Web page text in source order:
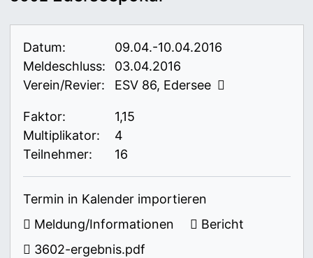
Datum:
09.04.-10.04.2016
Meldeschluss:
03.04.2016
Verein/Revier:
ESV 86, Edersee
Faktor:
1,15
Multiplikator:
4
Teilnehmer:
16
Termin in Kalender importieren
Meldung/Informationen
Bericht
3602-ergebnis.pdf